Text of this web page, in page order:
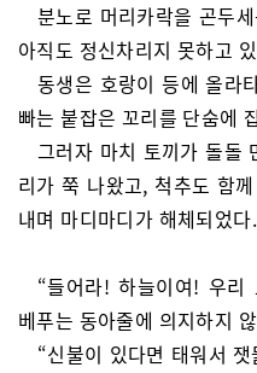
분노로 머리카락을 곤두
아직도 정신차리지 못하고
동생은 호랑이 등에 올라
빠는 붙잡은 꼬리를 단숨에
그러자 마치 토끼가 돌돌
리가 쭉 나왔고, 척추도 함
내며 마디마디가 해체되었다.
“들어라! 하늘이여! 우리
베푸는 동아줄에 의지하지
“신불이 있다면 태워서